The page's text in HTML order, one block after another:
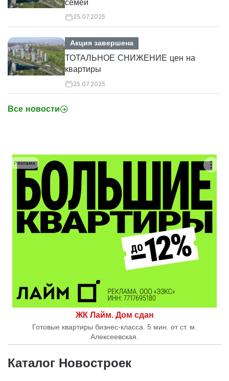
25.07.2025
Акция завершена
ТОТАЛЬНОЕ СНИЖЕНИЕ цен на
квартиры
25.07.2025
Все новости
ЖК Лайм. Дом сдан
Готовые квартиры бизнес-класса. 5 мин. от ст. м.
Алексеевская.
Реклама
Каталог Новостроек